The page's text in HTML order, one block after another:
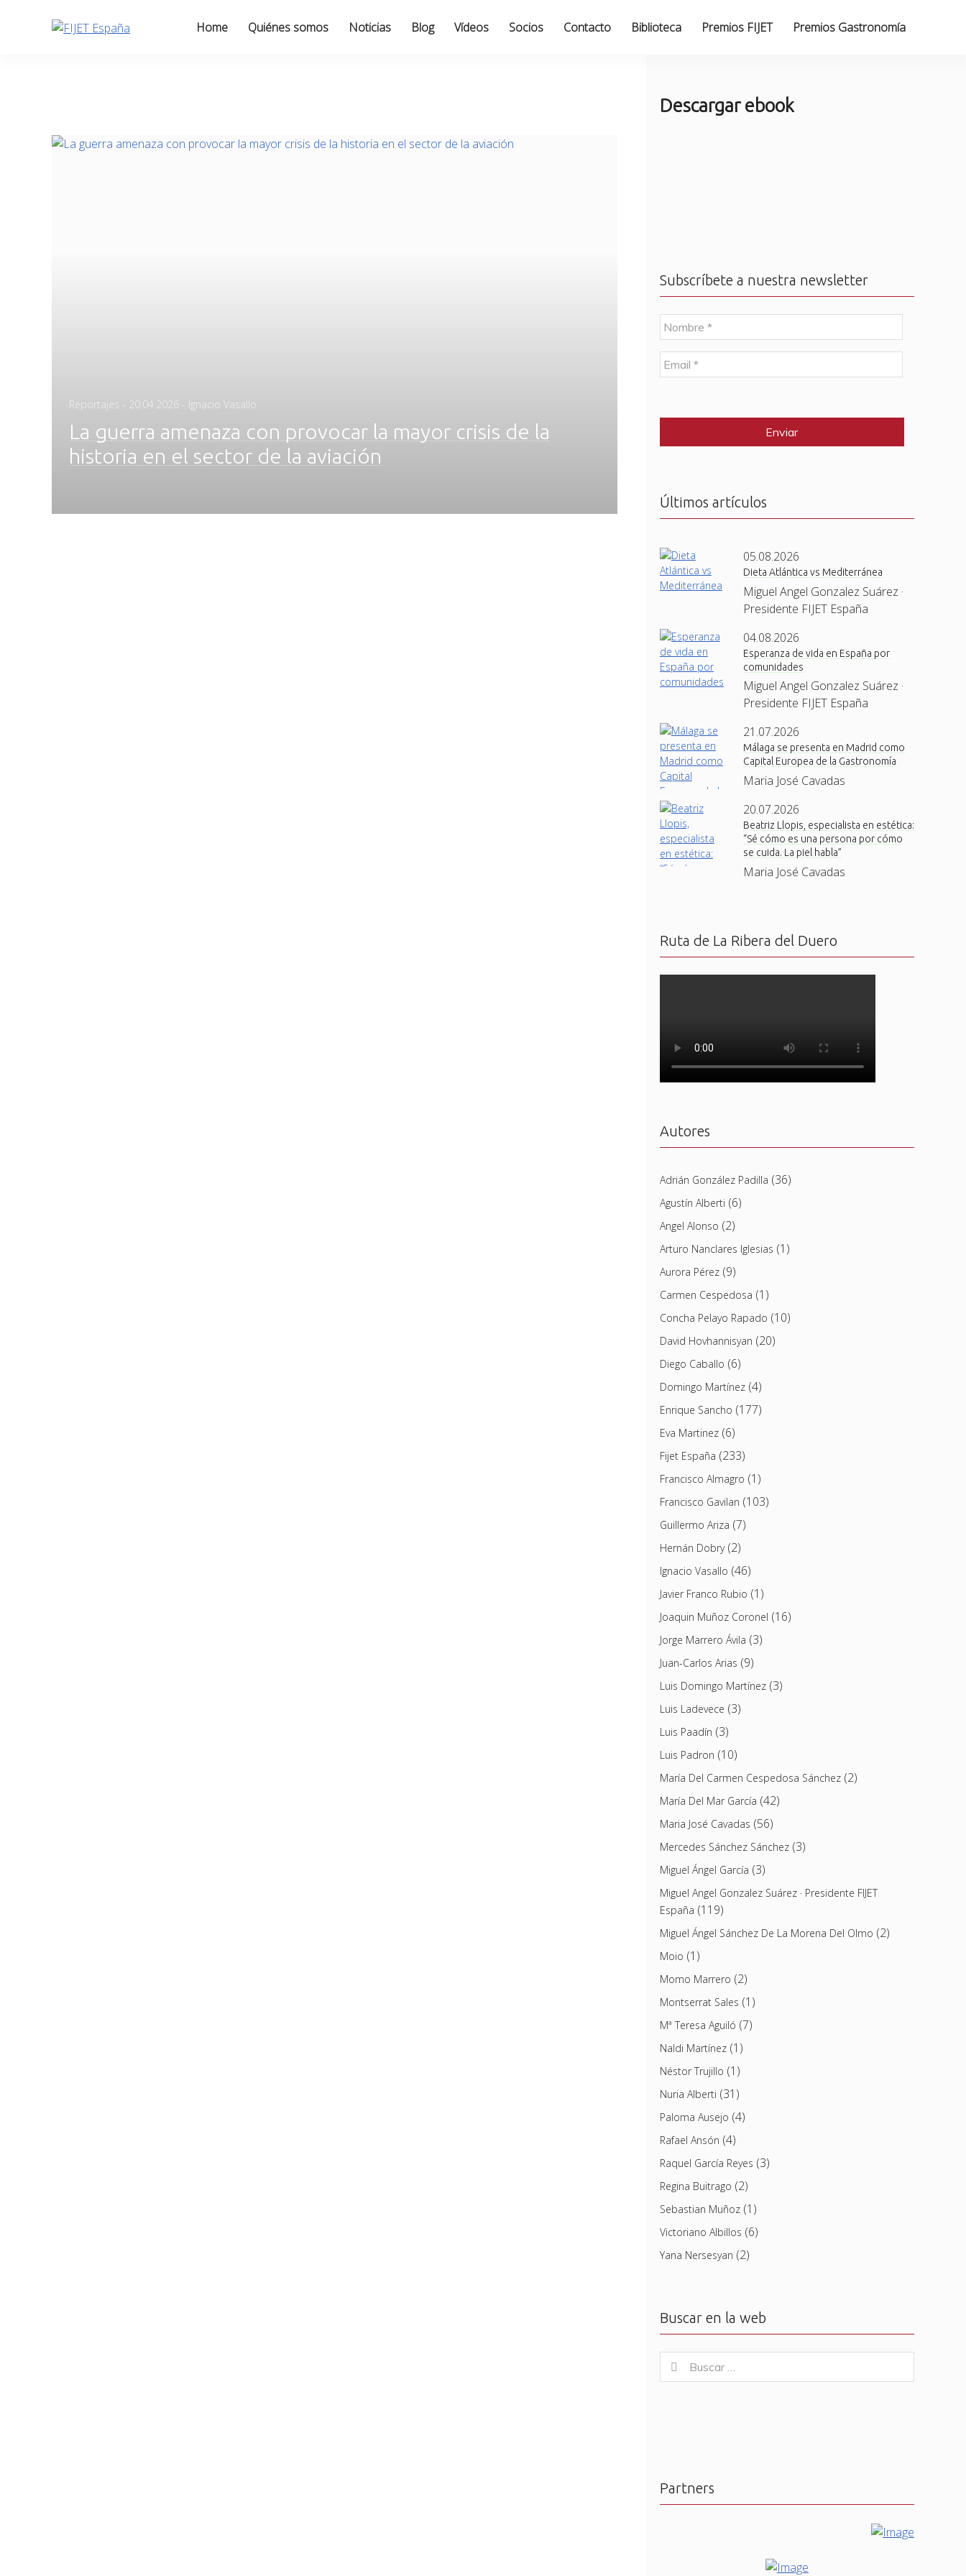
Home Quiénes somos Noticias Blog Vídeos Socios Contacto Biblioteca Premios FIJET Premios Gastronomía
Reportajes - Posted
20.04.2026 - Ignacio Vasallo
La guerra amenaza con provocar la mayor crisis de la
historia en el sector de la aviación
Descargar ebook
Subscríbete a nuestra newsletter
N
o
m
b
r
E
m
l
Últimos artículos
05.08.2026
Dieta Atlántica vs Mediterránea
Miguel Angel Gonzalez Suárez ·
Presidente FIJET España
04.08.2026
Esperanza de vida en España por
comunidades
Miguel Angel Gonzalez Suárez ·
Presidente FIJET España
21.07.2026
Málaga se presenta en Madrid como
Capital Europea de la Gastronomía
Maria José Cavadas
20.07.2026
Beatriz Llopis, especialista en estética:
“Sé cómo es una persona por cómo
se cuida. La piel habla”
Maria José Cavadas
Ruta de La Ribera del Duero
Autores
Adrián González Padilla (36)
Agustín Alberti (6)
Angel Alonso (2)
Arturo Nanclares Iglesias (1)
Aurora Pérez(9)
Carmen Cespedosa (1)
Concha Pelayo Rapado (10)
David Hovhannisyan (20)
Diego Caballo (6)
Domingo Martínez(4)
Enrique Sancho (177)
Eva Martinez(6)
Fijet España (233)
Francisco Almagro (1)
Francisco Gavilan (103)
Guillermo Ariza (7)
Hernán Dobry(2)
Ignacio Vasallo (46)
Javier Franco Rubio (1)
Joaquin Muñoz Coronel (16)
Jorge Marrero Ávila (3)
Juan-Carlos Arias (9)
Luis Domingo Martínez(3)
Luis Ladevece (3)
Luis Paadín (3)
Luis Padron (10)
María Del Carmen Cespedosa Sánchez(2)
María Del Mar García (42)
Maria José Cavadas (56)
Mercedes Sánchez Sánchez(3)
Miguel Ángel García (3)
Miguel Angel Gonzalez Suárez · Presidente FIJET
España (119)
Miguel Ángel Sánchez De La Morena Del Olmo (2)
Moio (1)
Momo Marrero (2)
Montserrat Sales (1)
Mª Teresa Aguiló (7)
Naldi Martínez(1)
Néstor Trujillo (1)
Nuria Alberti (31)
Paloma Ausejo (4)
Rafael Ansón (4)
Raquel García Reyes (3)
Regina Buitrago (2)
Sebastian Muñoz(1)
Victoriano Albillos (6)
Yana Nersesyan (2)
Buscar en la web
for:
Buscar
Partners